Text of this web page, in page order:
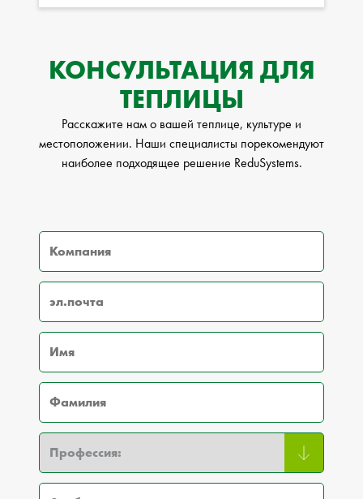
КОНСУЛЬТАЦИЯ ДЛЯ
ТЕПЛИЦЫ
Расскажите нам о вашей теплице, культуре и
местоположении. Наши специалисты порекомендуют
наиболее подходящее решение ReduSystems.